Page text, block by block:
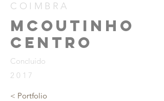
COIMBRA
MCOUTINHO
CENTRO
Concluído
2017
< Portfolio